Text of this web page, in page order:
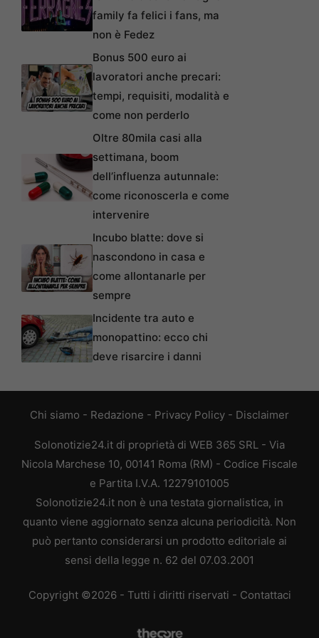
family fa felici i fans, ma
non è Fedez
Bonus 500 euro ai
lavoratori anche precari:
tempi, requisiti, modalità e
come non perderlo
Oltre 80mila casi alla
settimana, boom
dell’influenza autunnale:
come riconoscerla e come
intervenire
Incubo blatte: dove si
nascondono in casa e
come allontanarle per
sempre
Incidente tra auto e
monopattino: ecco chi
deve risarcire i danni
Chi siamo - Redazione - Privacy Policy - Disclaimer
Solonotizie24.it di proprietà di WEB 365 SRL - Via
Nicola Marchese 10, 00141 Roma (RM) - Codice Fiscale
e Partita I.V.A. 12279101005
Solonotizie24.it non è una testata giornalistica, in
quanto viene aggiornato senza alcuna periodicità. Non
può pertanto considerarsi un prodotto editoriale ai
sensi della legge n. 62 del 07.03.2001
Copyright ©2026 - Tutti i diritti riservati - Contattaci